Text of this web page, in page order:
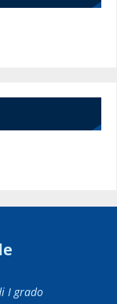
I grado